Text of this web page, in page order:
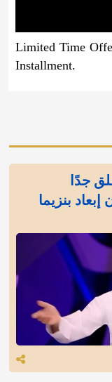
Limited Time
Installment.
جدًا
بنزيما